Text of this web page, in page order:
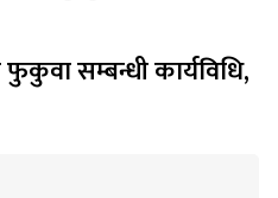
सम्बन्धी कार्यविधि,